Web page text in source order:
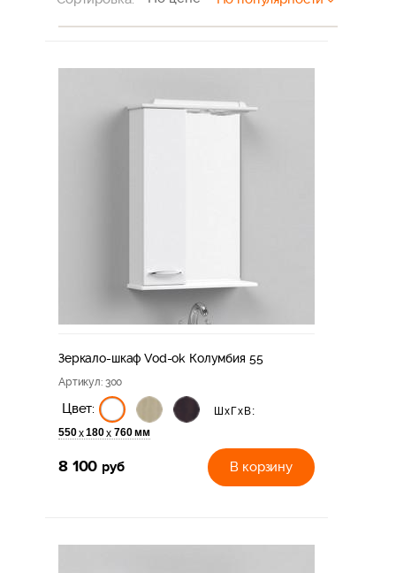
Зеркало-шкаф Vod-ok Колумбия 55
Артикул: 300
Цвет:
ШхГхВ:
550х 180х 760 мм
8 100 руб В корзину